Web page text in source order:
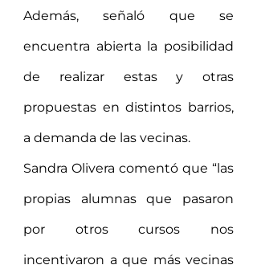
Además, señaló que se
encuentra abierta la posibilidad
de realizar estas y otras
propuestas en distintos barrios,
a demanda de las vecinas.
Sandra Olivera comentó que “las
propias alumnas que pasaron
por otros cursos nos
incentivaron a que más vecinas